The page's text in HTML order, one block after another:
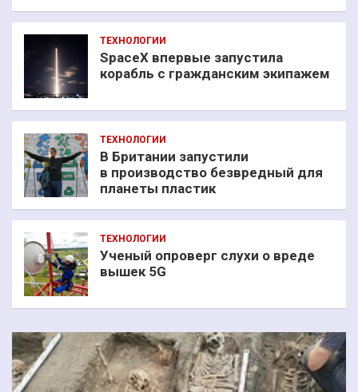
ТЕХНОЛОГИИ
SpaceX впервые запустила
корабль с гражданским экипажем
ТЕХНОЛОГИИ
В Британии запустили
в производство безвредный для
планеты пластик
ТЕХНОЛОГИИ
Ученый опроверг слухи о вреде
вышек 5G